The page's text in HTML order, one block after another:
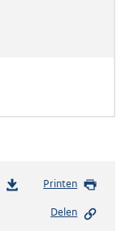
Printen
Delen